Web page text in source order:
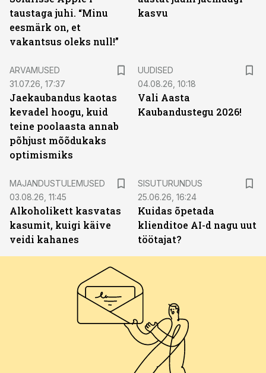
taustaga juhi. “Minu
eesmärk on, et
vakantsus oleks null!”
kasvu
ARVAMUSED
31.07.26, 17:37
Jaekaubandus kaotas
kevadel hoogu, kuid
teine poolaasta annab
põhjust mõõdukaks
optimismiks
UUDISED
04.08.26, 10:18
Vali Aasta
Kaubandustegu 2026!
MAJANDUSTULEMUSED
03.08.26, 11:45
Alkoholikett kasvatas
kasumit, kuigi käive
veidi kahanes
SISUTURUNDUS
25.06.26, 16:24
Kuidas õpetada
klienditoe AI-d nagu uut
töötajat?